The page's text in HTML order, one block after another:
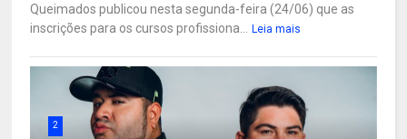
Queimados publicou nesta segunda-feira (24/06) que as
inscrições para os cursos profissiona...
Leia mais
2